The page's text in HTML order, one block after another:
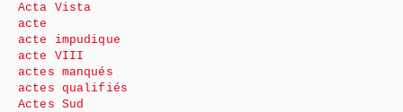
Acta Vista
acte
acte impudique
acte VIII
actes manqués
actes qualifiés
Actes Sud